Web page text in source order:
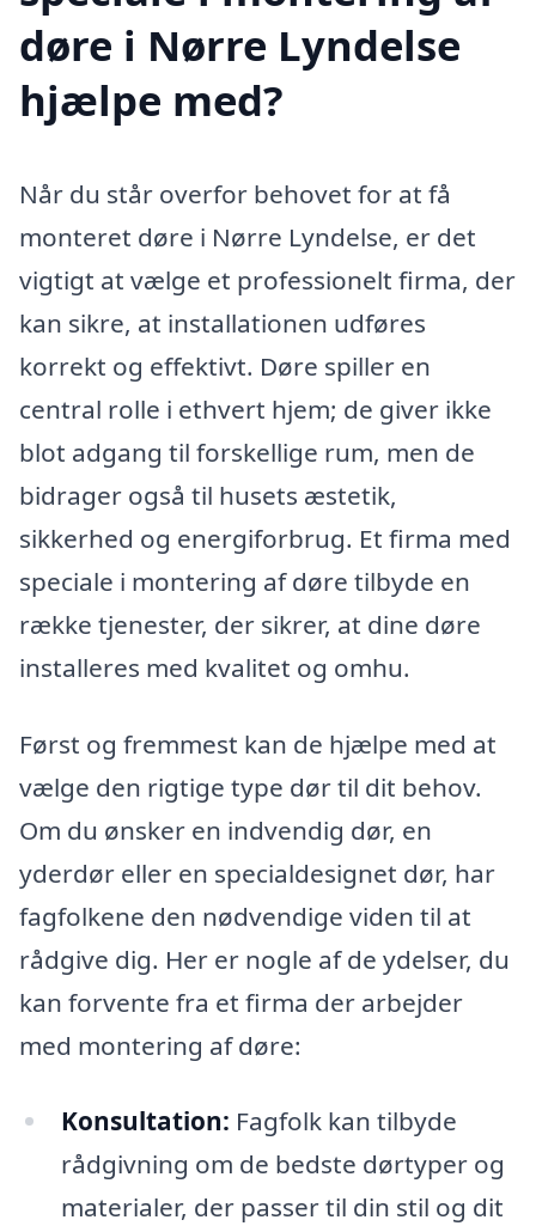
døre i Nørre Lyndelse
hjælpe med?
Når du står overfor behovet for at få
monteret døre i Nørre Lyndelse, er det
vigtigt at vælge et professionelt firma, der
kan sikre, at installationen udføres
korrekt og effektivt. Døre spiller en
central rolle i ethvert hjem; de giver ikke
blot adgang til forskellige rum, men de
bidrager også til husets æstetik,
sikkerhed og energiforbrug. Et firma med
speciale i montering af døre tilbyde en
række tjenester, der sikrer, at dine døre
installeres med kvalitet og omhu.
Først og fremmest kan de hjælpe med at
vælge den rigtige type dør til dit behov.
Om du ønsker en indvendig dør, en
yderdør eller en specialdesignet dør, har
fagfolkene den nødvendige viden til at
rådgive dig. Her er nogle af de ydelser, du
kan forvente fra et firma der arbejder
med montering af døre:
Konsultation: Fagfolk kan tilbyde
rådgivning om de bedste dørtyper og
materialer, der passer til din stil og dit